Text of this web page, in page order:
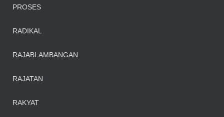
PROSES
RADIKAL
RAJABLAMBANGAN
RAJATAN
RAKYAT